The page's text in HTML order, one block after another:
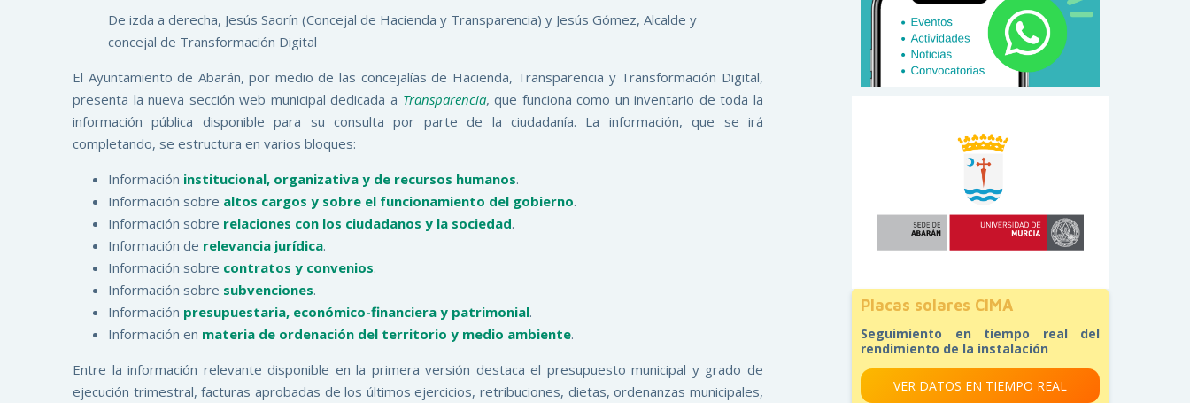
De izda a derecha, Jesús Saorín (Concejal de Hacienda y Transparencia) y Jesús Gómez, Alcalde y
concejal de Transformación Digital
El Ayuntamiento de Abarán, por medio de las concejalías de Hacienda, Transparencia y Transformación Digital,
presenta la nueva sección web municipal dedicada a Transparencia, que funciona como un inventario de toda la
información pública disponible para su consulta por parte de la ciudadanía. La información, que se irá
completando, se estructura en varios bloques:
Información institucional, organizativa y de recursos humanos.
Información sobre altos cargos y sobre el funcionamiento del gobierno.
Información sobre relaciones con los ciudadanos y la sociedad.
Información de relevancia jurídica.
Información sobre contratos y convenios.
Información sobre subvenciones.
Información presupuestaria, económico-financiera y patrimonial.
Información en materia de ordenación del territorio y medio ambiente.
Entre la información relevante disponible en la primera versión destaca el presupuesto municipal y grado de
ejecución trimestral, facturas aprobadas de los últimos ejercicios, retribuciones, dietas, ordenanzas municipales,
Placas solares CIMA
Seguimiento en tiempo real del
rendimiento de la instalación
VER DATOS EN TIEMPO REAL